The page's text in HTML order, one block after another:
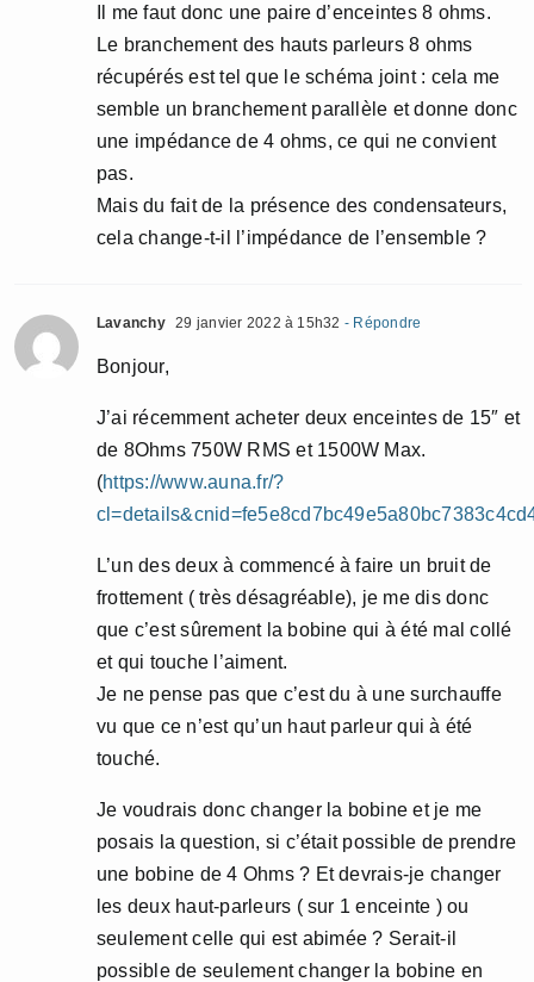
Il me faut donc une paire d’enceintes 8 ohms.
Le branchement des hauts parleurs 8 ohms
récupérés est tel que le schéma joint : cela me
semble un branchement parallèle et donne donc
une impédance de 4 ohms, ce qui ne convient
pas.
Mais du fait de la présence des condensateurs,
cela change-t-il l’impédance de l’ensemble ?
Lavanchy 29 janvier 2022 à 15h32 - Répondre
Bonjour,
J’ai récemment acheter deux enceintes de 15″ et
de 8Ohms 750W RMS et 1500W Max.
(https://www.auna.fr/?
L’un des deux à commencé à faire un bruit de
frottement ( très désagréable), je me dis donc
que c’est sûrement la bobine qui à été mal collé
et qui touche l’aiment.
Je ne pense pas que c’est du à une surchauffe
vu que ce n’est qu’un haut parleur qui à été
touché.
Je voudrais donc changer la bobine et je me
posais la question, si c’était possible de prendre
une bobine de 4 Ohms ? Et devrais-je changer
les deux haut-parleurs ( sur 1 enceinte ) ou
seulement celle qui est abimée ? Serait-il
possible de seulement changer la bobine en